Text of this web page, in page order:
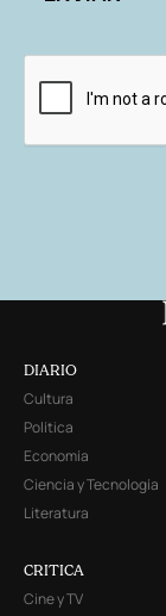
DIARIO
Cultura
Política
Economía
Ciencia y Tecnología
Literatura
CRITICA
Cine y TV